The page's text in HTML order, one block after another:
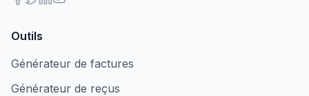
Outils
Générateur de factures
Générateur de reçus